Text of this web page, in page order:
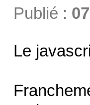
Publié :
Le